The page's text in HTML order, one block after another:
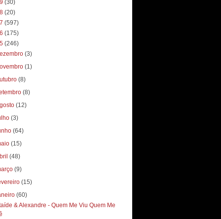
(30)
(20)
(597)
(175)
(246)
(3)
(1)
(8)
(8)
(12)
(3)
(64)
(15)
(48)
(9)
(15)
(60)
& Alexandre - Quem Me Viu Quem Me